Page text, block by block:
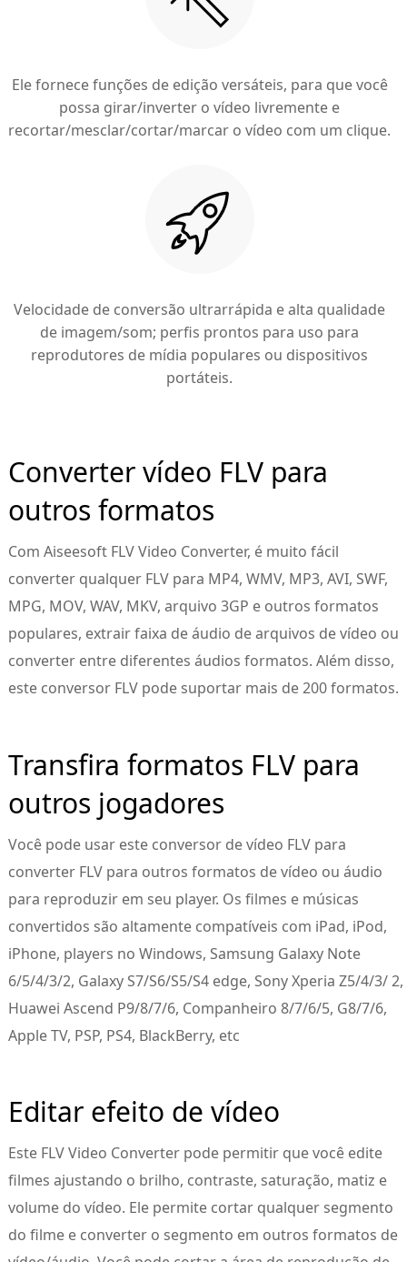
Ele fornece funções de edição versáteis, para que você
possa girar/inverter o vídeo livremente e
recortar/mesclar/cortar/marcar o vídeo com um clique.
Velocidade de conversão ultrarrápida e alta qualidade
de imagem/som; perfis prontos para uso para
reprodutores de mídia populares ou dispositivos
portáteis.
Converter vídeo FLV para
outros formatos
Com Aiseesoft FLV Video Converter, é muito fácil
converter qualquer FLV para MP4, WMV, MP3, AVI, SWF,
MPG, MOV, WAV, MKV, arquivo 3GP e outros formatos
populares, extrair faixa de áudio de arquivos de vídeo ou
converter entre diferentes áudios formatos. Além disso,
este conversor FLV pode suportar mais de 200 formatos.
Transfira formatos FLV para
outros jogadores
Você pode usar este conversor de vídeo FLV para
converter FLV para outros formatos de vídeo ou áudio
para reproduzir em seu player. Os filmes e músicas
convertidos são altamente compatíveis com iPad, iPod,
iPhone, players no Windows, Samsung Galaxy Note
6/5/4/3/2, Galaxy S7/S6/S5/S4 edge, Sony Xperia Z5/4/3/ 2,
Huawei Ascend P9/8/7/6, Companheiro 8/7/6/5, G8/7/6,
Apple TV, PSP, PS4, BlackBerry, etc
Editar efeito de vídeo
Este FLV Video Converter pode permitir que você edite
filmes ajustando o brilho, contraste, saturação, matiz e
volume do vídeo. Ele permite cortar qualquer segmento
do filme e converter o segmento em outros formatos de